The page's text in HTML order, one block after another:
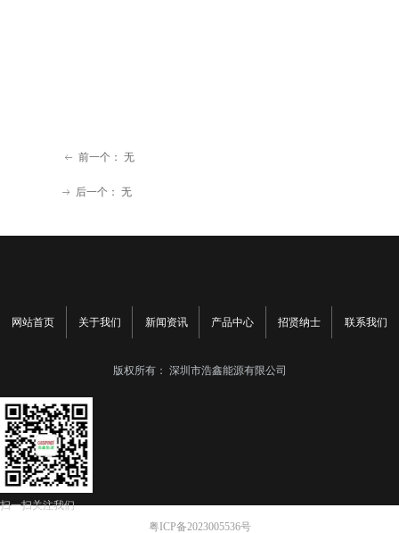
ꂃ 前一个： 无
ꁹ 后一个： 无
网站首页 关于我们 新闻资讯 产品中心 招贤纳士 联系我们
版权所有： 深圳市浩鑫能源有限公司
扫一扫关注我们
粤ICP备2023005536号